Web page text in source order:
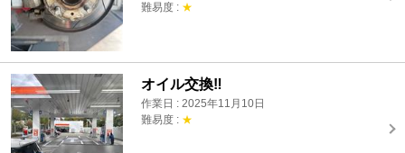
難易度 : ★
オイル交換‼️
作業日 : 2025年11月10日
難易度 : ★